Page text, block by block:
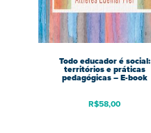
Todo educador é social:
territórios e práticas
pedagógicas – E-book
R$58,00